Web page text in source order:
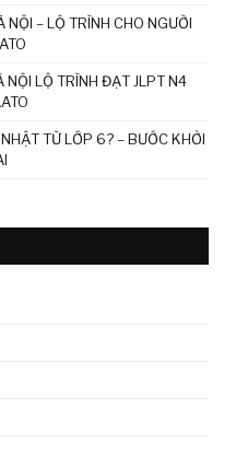
– LỘ TRÌNH CHO NGƯỜI
NỘI LỘ TRÌNH ĐẠT JLPT N4
TỪ LỚP 6? – BƯỚC KHỞI